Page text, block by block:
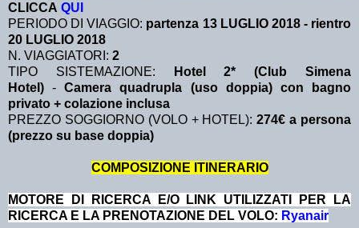
CLICCA QUI
PERIODO DI VIAGGIO: partenza 13 LUGLIO 2018 - rientro
20 LUGLIO 2018
N. VIAGGIATORI: 2
TIPO SISTEMAZIONE:
Hotel 2* (Club Simena
Hotel)-Camera quadrupla (uso doppia) con bagno
privato + colazione inclusa
PREZZO SOGGIORNO (VOLO + HOTEL):274€ a persona
(prezzo su base doppia)
COMPOSIZIONE ITINERARIO
MOTORE DI RICERCA E/O LINK UTILIZZATI PER LA
RICERCA E LA PRENOTAZIONE DEL VOLO: Ryanair